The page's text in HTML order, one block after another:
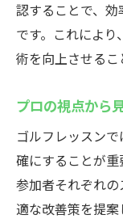
認することで、
です。これによ
術を向上させるこ
プロの視点から
ゴルフレッスン
確にすることが重
参加者それぞれ
適な改善策を提